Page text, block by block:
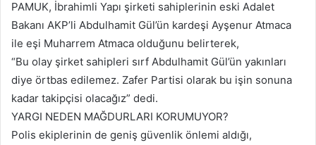
PAMUK, İbrahimli Yapı şirketi sahiplerinin eski Adalet
Bakanı AKP’li Abdulhamit Gül’ün kardeşi Ayşenur Atmaca
ile eşi Muharrem Atmaca olduğunu belirterek,
“Bu olay şirket sahipleri sırf Abdulhamit Gül’ün yakınları
diye örtbas edilemez. Zafer Partisi olarak bu işin sonuna
kadar takipçisi olacağız” dedi.
YARGI NEDEN MAĞDURLARI KORUMUYOR?
Polis ekiplerinin de geniş güvenlik önlemi aldığı,